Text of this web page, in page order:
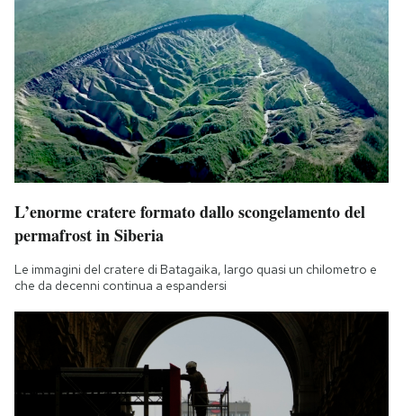
L’enorme cratere formato dallo scongelamento del
permafrost in Siberia
Le immagini del cratere di Batagaika, largo quasi un chilometro e
che da decenni continua a espandersi